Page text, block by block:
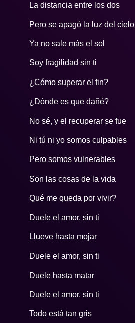
La distancia entre los dos
Pero se apagó la luz del cielo
Ya no sale más el sol
Soy fragilidad sin ti
¿Cómo superar el fin?
¿Dónde es que dañé?
No sé, y el recuperar se fue
Ni tú ni yo somos culpables
Pero somos vulnerables
Son las cosas de la vida
Qué me queda por vivir?
Duele el amor, sin ti
Llueve hasta mojar
Duele el amor, sin ti
Duele hasta matar
Duele el amor, sin ti
Todo está tan gris